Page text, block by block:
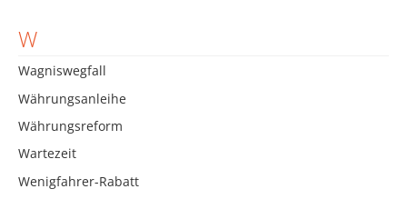
W
Wagniswegfall
Währungsanleihe
Währungsreform
Wartezeit
Wenigfahrer-Rabatt